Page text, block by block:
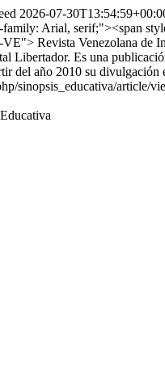
2026-07-
Arial, serif;"><span
Revista Venezolana
Libertador. Es una
del año 2010 su
sinopsis_educativa/article/